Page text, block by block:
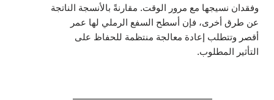
وفقدان نسيجها مع مرور الوقت. مقارنةً بالأنسجة الناتجة
عن طرق أخرى، فإن أسطح السفع الرملي لها عمر
أقصر وتتطلب إعادة معالجة منتظمة للحفاظ على
التأثير المطلوب.